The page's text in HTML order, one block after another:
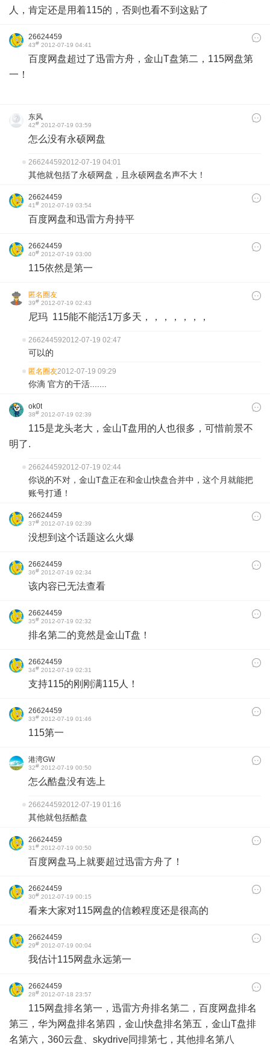
人，肯定还是用着115的，否则也看不到这贴了
26624459
43# 2012-07-19 04:41
百度网盘超过了迅雷方舟，金山T盘第二，115网盘第
一！
东风
42# 2012-07-19 03:59
怎么没有永硕网盘
266244592012-07-19 04:01
其他就包括了永硕网盘，且永硕网盘名声不大！
26624459
41# 2012-07-19 03:54
百度网盘和迅雷方舟持平
26624459
40# 2012-07-19 03:00
115依然是第一
匿名圈友
39# 2012-07-19 02:43
尼玛 115能不能活1万多天，，，，，，，
266244592012-07-19 02:47
可以的
匿名圈友2012-07-19 09:29
你滴 官方的干活.......
ok0t
38# 2012-07-19 02:39
115是龙头老大，金山T盘用的人也很多，可惜前景不
明了.
266244592012-07-19 02:44
你说的不对，金山T盘正在和金山快盘合并中，这个月就能把
账号打通！
26624459
37# 2012-07-19 02:39
没想到这个话题这么火爆
26624459
36# 2012-07-19 02:34
该内容已无法查看
26624459
35# 2012-07-19 02:32
排名第二的竟然是金山T盘！
26624459
34# 2012-07-19 02:31
支持115的刚刚满115人！
26624459
33# 2012-07-19 01:46
115第一
港湾GW
32# 2012-07-19 00:50
怎么酷盘没有选上
266244592012-07-19 01:16
其他就包括酷盘
26624459
31# 2012-07-19 00:50
百度网盘马上就要超过迅雷方舟了！
26624459
30# 2012-07-19 00:15
看来大家对115网盘的信赖程度还是很高的
26624459
29# 2012-07-19 00:04
我估计115网盘永远第一
26624459
28# 2012-07-18 23:57
115网盘排名第一，迅雷方舟排名第二，百度网盘排名
第三，华为网盘排名第四，金山快盘排名第五，金山T盘排
名第六，360云盘、skydrive同排第七，其他排名第八